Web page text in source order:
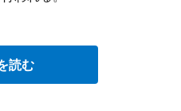
読む